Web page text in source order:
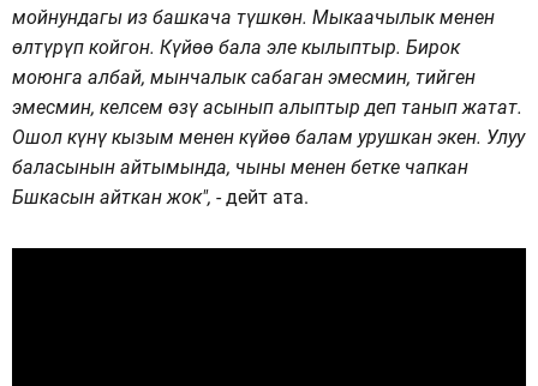
мойнундагы из башкача түшкөн. Мыкаачылык менен
өлтүрүп койгон. Күйөө бала эле кылыптыр. Бирок
моюнга албай, мынчалык сабаган эмесмин, тийген
эмесмин, келсем өзү асынып алыптыр деп танып жатат.
Ошол күнү кызым менен күйөө балам урушкан экен. Улуу
баласынын айтымында, чыны менен бетке чапкан
Бшкасын айткан жок", - дейт ата.